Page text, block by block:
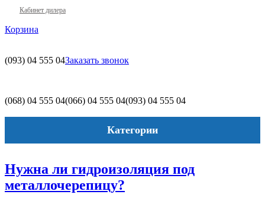
Кабинет дилера
Корзина
(093) 04 555 04Заказать звонок
(068) 04 555 04(066) 04 555 04(093) 04 555 04
Категории
Нужна ли гидроизоляция под
металлочерепицу?